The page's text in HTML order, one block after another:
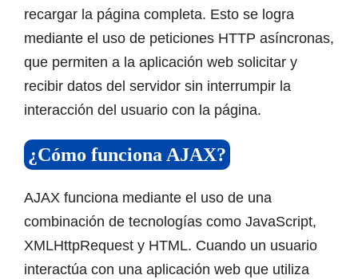
recargar la página completa. Esto se logra
mediante el uso de peticiones HTTP asíncronas,
que permiten a la aplicación web solicitar y
recibir datos del servidor sin interrumpir la
interacción del usuario con la página.
¿Cómo funciona AJAX?
AJAX funciona mediante el uso de una
combinación de tecnologías como JavaScript,
XMLHttpRequest y HTML. Cuando un usuario
interactúa con una aplicación web que utiliza